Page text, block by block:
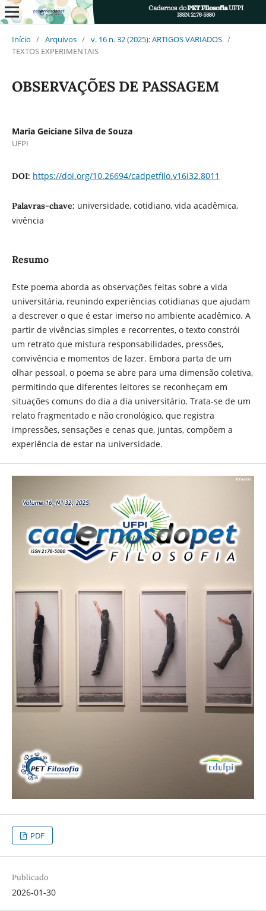
Início / Arquivos / v. 16 n. 32 (2025): ARTIGOS VARIADOS /
TEXTOS EXPERIMENTAIS
OBSERVAÇÕES DE PASSAGEM
Maria Geiciane Silva de Souza
UFPI
DOI: https://doi.org/10.26694/cadpetfilo.v16i32.8011
Palavras-chave: universidade, cotidiano, vida acadêmica,
vivência
Resumo
Este poema aborda as observações feitas sobre a vida
universitária, reunindo experiências cotidianas que ajudam
a descrever o que é estar imerso no ambiente acadêmico. A
partir de vivências simples e recorrentes, o texto constrói
um retrato que mistura responsabilidades, pressões,
convivência e momentos de lazer. Embora parta de um
olhar pessoal, o poema se abre para uma dimensão coletiva,
permitindo que diferentes leitores se reconheçam em
situações comuns do dia a dia universitário. Trata-se de um
relato fragmentado e não cronológico, que registra
impressões, sensações e cenas que, juntas, compõem a
experiência de estar na universidade.
PDF
Publicado
2026-01-30